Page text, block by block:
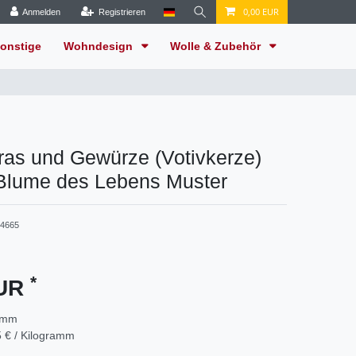
Anmelden Registrieren 0,00 EUR
Wohndesign Wolle & Zubehör
und Gewürze (Votivkerze)
des Lebens Muster
*
€ / Kilogramm